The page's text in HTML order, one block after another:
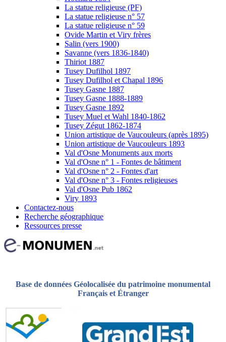
La statue religieuse (PF)
La statue religieuse n° 57
La statue religieuse n° 59
Ovide Martin et Viry frères
Salin (vers 1900)
Savanne (vers 1836-1840)
Thiriot 1887
Tusey Dufilhol 1897
Tusey Dufilhol et Chapal 1896
Tusey Gasne 1887
Tusey Gasne 1888-1889
Tusey Gasne 1892
Tusey Muel et Wahl 1840-1862
Tusey Zégut 1862-1874
Union artistique de Vaucouleurs (après 1895)
Union artistique de Vaucouleurs 1893
Val d'Osne Monuments aux morts
Val d'Osne n° 1 - Fontes de bâtiment
Val d'Osne n° 2 - Fontes d'art
Val d'Osne n° 3 - Fontes religieuses
Val d'Osne Pub 1862
Viry 1893
Contactez-nous
Recherche géographique
Ressources presse
Base de données Géolocalisée du patrimoine monumental
Français et Étranger